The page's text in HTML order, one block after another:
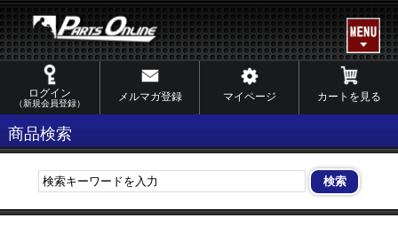
ログイン
（新規会員登録）
メルマガ登録 マイページ カートを見る
商品検索